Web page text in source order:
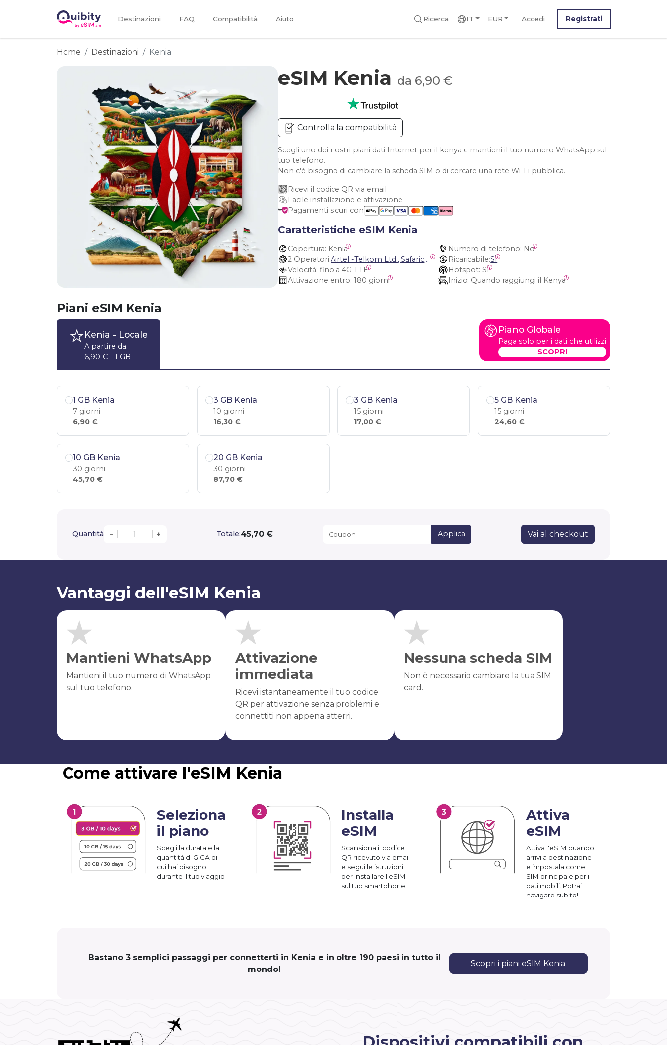
Destinazioni FAQ Compatibilità Aiuto Ricerca IT EUR Accedi Registrati
Home Destinazioni Kenia
eSIM Kenia da 6,90 €
Controlla la compatibilità
Scegli uno dei nostri piani dati Internet per il kenya e mantieni il tuo numero WhatsApp sul
tuo telefono.
Non c'è bisogno di cambiare la scheda SIM o di cercare una rete Wi-Fi pubblica.
Ricevi il codice QR via email
Facile installazione e attivazione
Pagamenti sicuri con
Caratteristiche eSIM Kenia
Copertura: Kenia Numero di telefono: No
2 Operatori:
Airtel -Telkom Ltd., Safaricom Limited Ricaricabile:SÌ
Velocità: fino a 4G-LTE Hotspot: SÌ
Attivazione entro: 180 giorni Inizio: Quando raggiungi il Kenya
Piani eSIM Kenia
Kenia - Locale
A partire da:
6,90 € - 1 GB
Piano Globale
Paga solo per i dati che utilizzi
SCOPRI
1 GB Kenia
7 giorni
6,90 €
3 GB Kenia
10 giorni
16,30 €
3 GB Kenia
15 giorni
17,00 €
5 GB Kenia
15 giorni
24,60 €
10 GB Kenia
30 giorni
45,70 €
20 GB Kenia
30 giorni
87,70 €
Quantità – + Totale:45,70 € Coupon Applica Vai al checkout
Vantaggi dell'eSIM Kenia
Mantieni WhatsApp
Mantieni il tuo numero di WhatsApp
sul tuo telefono.
Attivazione
immediata
Ricevi istantaneamente il tuo codice
QR per attivazione senza problemi e
connettiti non appena atterri.
Nessuna scheda SIM
Non è necessario cambiare la tua SIM
card.
Come attivare l'eSIM Kenia
Seleziona
il piano
Scegli la durata e la
quantità di GIGA di
cui hai bisogno
durante il tuo viaggio
Installa
eSIM
Scansiona il codice
QR ricevuto via email
e segui le istruzioni
per installare l'eSIM
sul tuo smartphone
Attiva
eSIM
Attiva l'eSIM quando
arrivi a destinazione
e impostala come
SIM principale per i
dati mobili. Potrai
navigare subito!
Bastano 3 semplici passaggi per connetterti in Kenia e in oltre 190 paesi in tutto il
mondo!
Scopri i piani eSIM Kenia